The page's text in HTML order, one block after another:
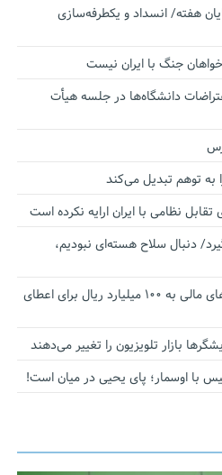
هفته/ انسداد و یکطرفه‌سازی
جنگ با ایران نیست
دانشگاه‌ها در جلسه هیأت
به توهم تبدیل می‌کند
نظامی با ایران ارایه نکرده است
دنبال سلاح هسته‌ای نبودیم،
آستانه الزام به دریافت صورت های مالی به ۱۰۰ میلیارد ریال برای اعطای
بازار تلویزیون را تغییر می‌دهند
با اوسمار؛ پای یحیی در میان است!